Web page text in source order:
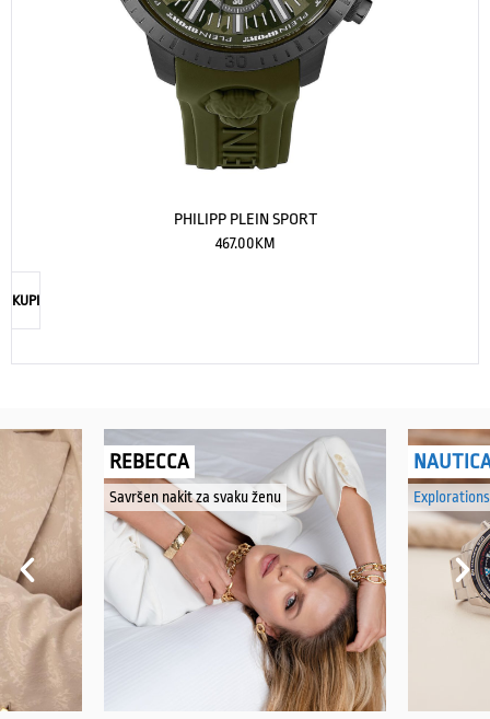
PHILIPP PLEIN SPORT
467.00KM
KUPI
REBECCA
Savršen nakit za svaku ženu